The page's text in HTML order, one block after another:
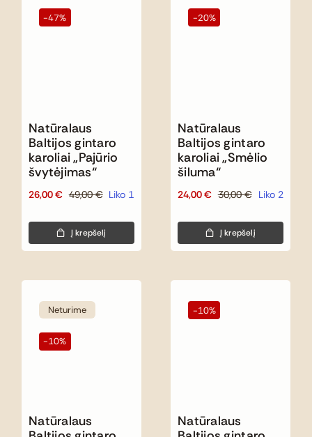
-47%
Natūralaus
Baltijos gintaro
karoliai „Pajūrio
švytėjimas“
49,00€
Original
was:
49,00 €.
26,00€
Current
is:
26,00 €.
Liko 1
Į krepšelį
-20%
Natūralaus
Baltijos gintaro
karoliai „Smėlio
šiluma“
30,00€
Original
was:
30,00 €.
24,00€
Current
is:
24,00 €.
Liko 2
Į krepšelį
Neturime
-10%
Natūralaus
-10%
Natūralaus